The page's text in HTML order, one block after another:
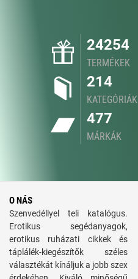
24254
TERMÉKEK
214
KATEGÓRIÁK
477
MÁRKÁK
O NÁS
Szenvedéllyel teli katalógus.
Erotikus segédanyagok,
erotikus ruházati cikkek és
táplálék-kiegészítők széles
választékát kínáljuk a jobb szex